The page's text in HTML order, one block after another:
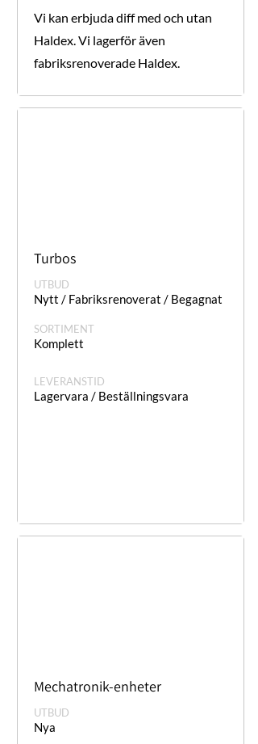
Vi kan erbjuda diff med och utan
Haldex. Vi lagerför även
fabriksrenoverade Haldex.
Turbos
UTBUD
Nytt / Fabriksrenoverat / Begagnat
SORTIMENT
Komplett
LEVERANSTID
Lagervara / Beställningsvara
Mechatronik-enheter
UTBUD
Nya